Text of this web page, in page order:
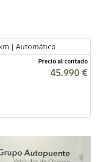
| Automático
Precio al contado
45.990 €